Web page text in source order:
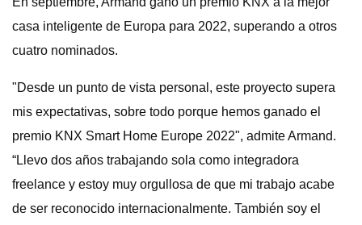
casa inteligente de Europa para 2022, superando a otros
cuatro nominados.
"Desde un punto de vista personal, este proyecto supera
mis expectativas, sobre todo porque hemos ganado el
premio KNX Smart Home Europe 2022", admite Armand.
“Llevo dos años trabajando sola como integradora
freelance y estoy muy orgullosa de que mi trabajo acabe
de ser reconocido internacionalmente. También soy el